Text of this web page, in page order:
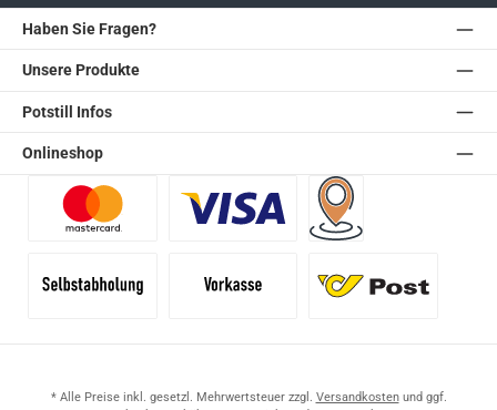
Haben Sie Fragen?
Unsere Produkte
Potstill Infos
Onlineshop
* Alle Preise inkl. gesetzl. Mehrwertsteuer zzgl. Versandkostenund ggf.